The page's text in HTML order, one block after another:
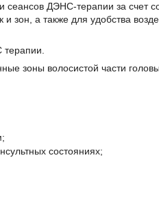
ДЭНС-терапии за счет
зон, а также для удобства
зоны волосистой части головы.
состояниях;